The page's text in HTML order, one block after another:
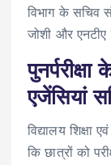
विभाग के सचिव
जोशी और
एजेंसियां
विद्यालय शिक्षा
कि छात्रों को